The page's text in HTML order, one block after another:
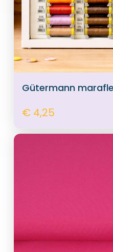
Gütermann
€ 4,25